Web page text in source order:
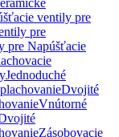
ventily pre
pre
pre Napúšťacie
Jednoduché
Dvojité
Vnútorné
Zásobovacie